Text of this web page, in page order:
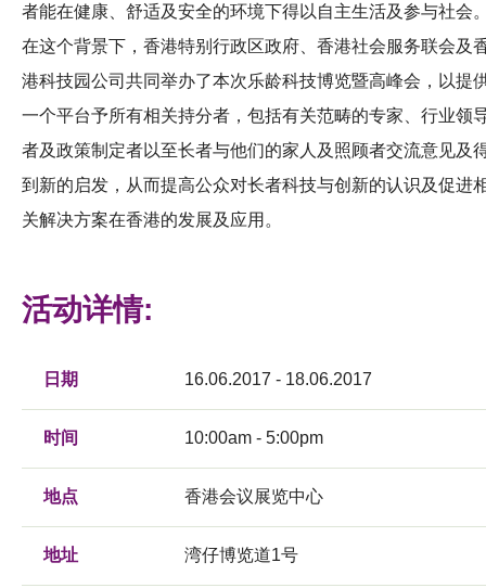
者能在健康、舒适及安全的环境下得以自主生活及参与社会
在这个背景下，香港特别行政区政府、香港社会服务联会及
港科技园公司共同举办了本次乐龄科技博览暨高峰会，以提
一个平台予所有相关持分者，包括有关范畴的专家、行业领
者及政策制定者以至长者与他们的家人及照顾者交流意见及
到新的启发，从而提高公众对长者科技与创新的认识及促进
关解决方案在香港的发展及应用。
活动详情:
日期 16.06.2017 - 18.06.2017
时间 10:00am - 5:00pm
地点 香港会议展览中心
地址 湾仔博览道1号